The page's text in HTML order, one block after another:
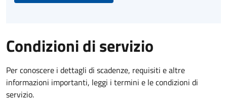
Condizioni di servizio
Per conoscere i dettagli di scadenze, requisiti e altre
informazioni importanti, leggi i termini e le condizioni di
servizio.